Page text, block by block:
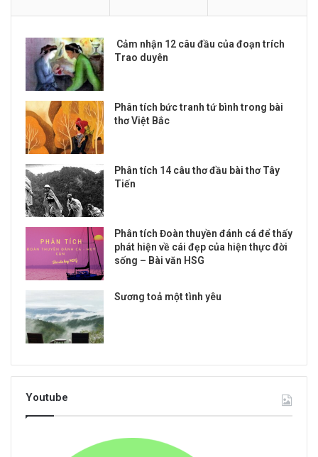
Cảm nhận 12 câu đầu của đoạn trích
Trao duyên
Phân tích bức tranh tứ bình trong bài
thơ Việt Bắc
Phân tích 14 câu thơ đầu bài thơ Tây
Tiến
Phân tích Đoàn thuyền đánh cá để thấy
phát hiện về cái đẹp của hiện thực đời
sống – Bài văn HSG
Sương toả một tình yêu
Youtube